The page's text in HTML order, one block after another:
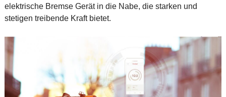
elektrische Bremse Gerät in die Nabe, die starken und
stetigen treibende Kraft bietet.